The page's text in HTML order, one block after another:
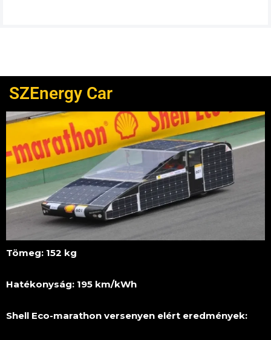
SZEnergy Car
Tömeg: 152 kg
Hatékonyság: 195 km/kWh
Shell Eco-marathon versenyen elért eredmények: